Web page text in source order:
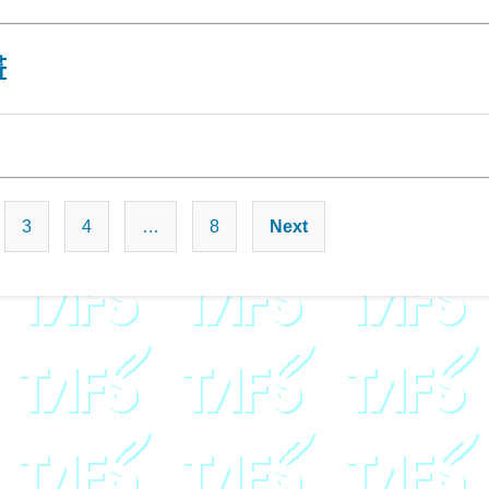
稿
の
ー
送
3 4 … 8 Next